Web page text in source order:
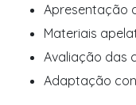
Apresentação
Materiais
Avaliação das
Adaptação